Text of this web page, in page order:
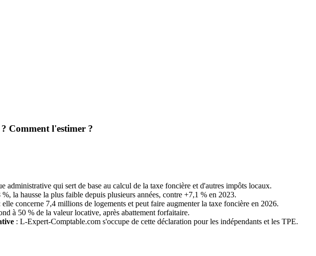
Comment l'estimer ?
administrative qui sert de base au calcul de la taxe foncière et d'autres impôts locaux.
la hausse la plus faible depuis plusieurs années, contre +7,1 % en 2023.
elle concerne 7,4 millions de logements et peut faire augmenter la taxe foncière en 2026.
à 50 % de la valeur locative, après abattement forfaitaire.
: L-Expert-Comptable.com s'occupe de cette déclaration pour les indépendants et les TPE.